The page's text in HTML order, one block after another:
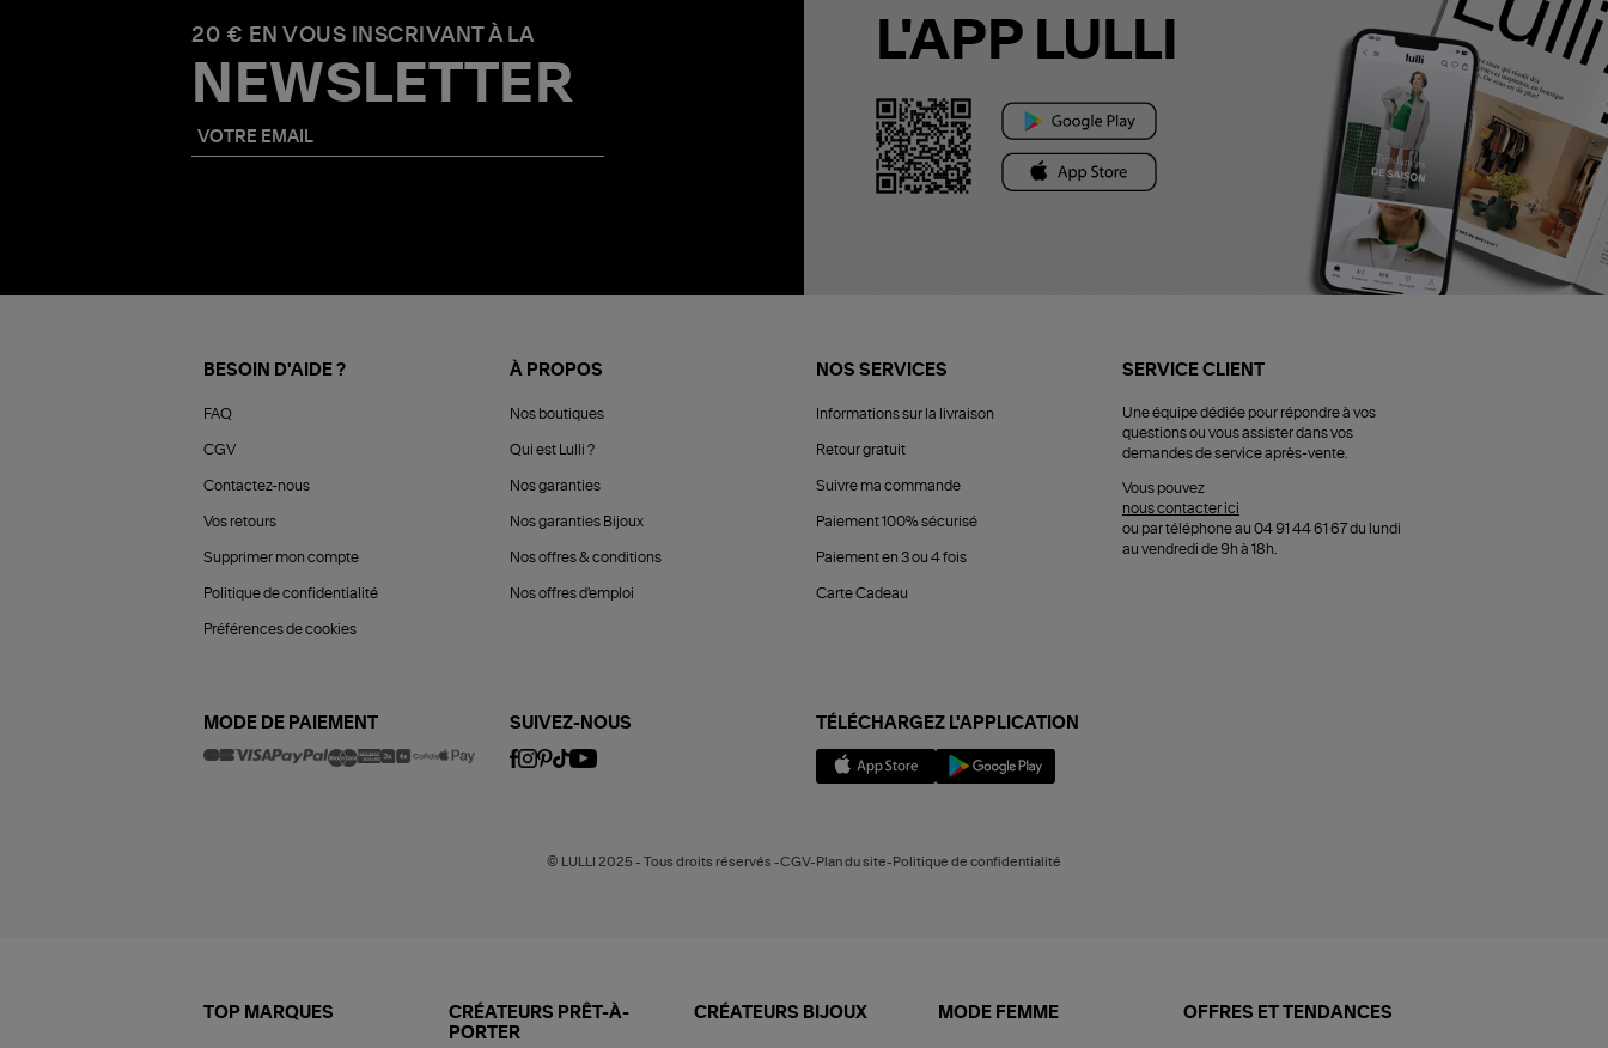
20 € EN VOUS INSCRIVANT À LA
NEWSLETTER
L'APP LULLI
BESOIN D'AIDE ?
FAQ
CGV
Contactez-nous
Vos retours
Supprimer mon compte
Politique de confidentialité
Préférences de cookies
À PROPOS
Nos boutiques
Qui est Lulli ?
Nos garanties
Nos garanties Bijoux
Nos offres & conditions
Nos offres d'emploi
NOS SERVICES
Informations sur la livraison
Retour gratuit
Suivre ma commande
Paiement 100% sécurisé
Paiement en 3 ou 4 fois
Carte Cadeau
SERVICE CLIENT
Une équipe dédiée pour répondre à vos
questions ou vous assister dans vos
demandes de service après-vente.
Vous pouvez
nous contacter ici
ou par téléphone au 04 91 44 61 67 du lundi
au vendredi de 9h à 18h.
MODE DE PAIEMENT SUIVEZ-NOUS TÉLÉCHARGEZ L'APPLICATION
© LULLI 2025 - Tous droits réservés -CGV-Plan du site-Politique de confidentialité
TOP MARQUES
CRÉATEURS PRÊT-À-
PORTER
CRÉATEURS BIJOUX MODE FEMME OFFRES ET TENDANCES